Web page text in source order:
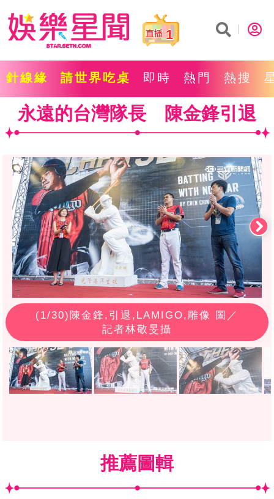
1
針線緣 請世界吃桌 即時 熱門 熱搜
永遠的台灣隊長 陳金鋒引退
(1/30)陳金鋒,引退,LAMIGO,雕像 圖／
記者林敬旻攝
推薦圖輯